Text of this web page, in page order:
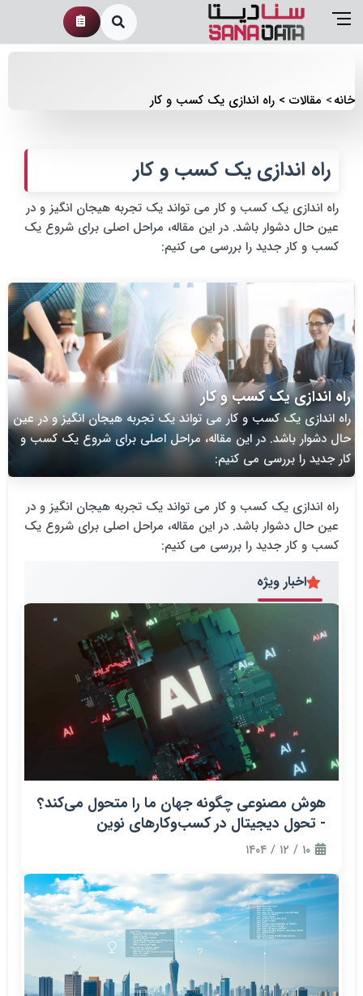
خانه مقالات راه اندازی یک کسب و کار
راه اندازی یک کسب و کار
راه اندازی یک کسب و کار می تواند یک تجربه هیجان انگیز و در
عین حال دشوار باشد. در این مقاله، مراحل اصلی برای شروع یک
کسب و کار جدید را بررسی می کنیم:
راه اندازی یک کسب و کار
راه اندازی یک کسب و کار می تواند یک تجربه هیجان انگیز و در عین
حال دشوار باشد. در این مقاله، مراحل اصلی برای شروع یک کسب و
کار جدید را بررسی می کنیم:
راه اندازی یک کسب و کار می تواند یک تجربه هیجان انگیز و در
عین حال دشوار باشد. در این مقاله، مراحل اصلی برای شروع یک
کسب و کار جدید را بررسی می کنیم:
اخبار ویژه
هوش مصنوعی چگونه جهان ما را متحول می‌کند؟
- تحول دیجیتال در کسب‌وکارهای نوین
۱۰ / ۱۲ / ۱۴۰۴